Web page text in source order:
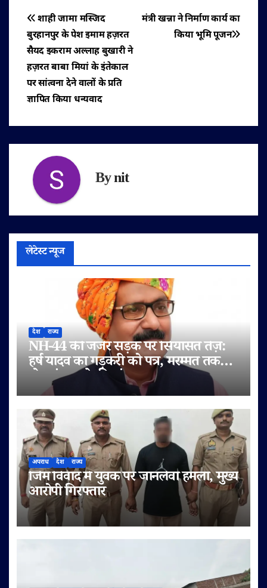
पोस्ट
नेविगेशन
मंत्री खन्ना ने निर्माण कार्य का
किया भूमि पूजन
शाही जामा मस्जिद
बुरहानपुर के पेश इमाम हज़रत
सैयद इकराम अल्लाह बुखारी ने
हज़रत बाबा मियां के इंतेकाल
पर सांत्वना देने वालों के प्रति
ज्ञापित किया धन्यवाद
Bynit
लेटेस्ट न्यूज
देश राज्य
NH-44 की जर्जर सड़क पर सियासत तेज़:
हर्ष यादव का गड़करी को पत्र, मरम्मत तक
टोल बंद करने की मांग
अपराध देश राज्य
जिम विवाद में युवक पर जानलेवा हमला, मुख्य
आरोपी गिरफ्तार